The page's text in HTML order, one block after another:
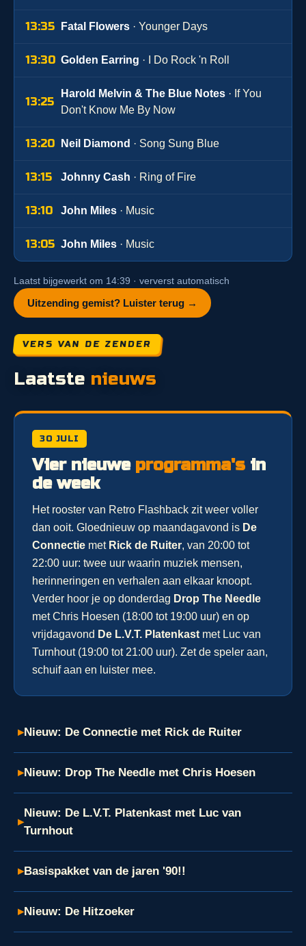
13:35 Fatal Flowers · Younger Days
13:30 Golden Earring · I Do Rock 'n Roll
13:25
Harold Melvin & The Blue Notes · If You
Don't Know Me By Now
13:20 Neil Diamond · Song Sung Blue
13:15 Johnny Cash · Ring of Fire
13:10 John Miles · Music
13:05 John Miles · Music
Laatst bijgewerkt om 14:39 · ververst automatisch
Uitzending gemist? Luister terug →
VERS VAN DE ZENDER
Laatste nieuws
30 JULI
Vier nieuwe programma's in
de week
Het rooster van Retro Flashback zit weer voller
dan ooit. Gloednieuw op maandagavond is De
Connectie met Rick de Ruiter, van 20:00 tot
22:00 uur: twee uur waarin muziek mensen,
herinneringen en verhalen aan elkaar knoopt.
Verder hoor je op donderdag Drop The Needle
met Chris Hoesen (18:00 tot 19:00 uur) en op
vrijdagavond De L.V.T. Platenkast met Luc van
Turnhout (19:00 tot 21:00 uur). Zet de speler aan,
schuif aan en luister mee.
▸Nieuw: De Connectie met Rick de Ruiter
▸Nieuw: Drop The Needle met Chris Hoesen
▸
Nieuw: De L.V.T. Platenkast met Luc van
Turnhout
▸Basispakket van de jaren '90!!
▸Nieuw: De Hitzoeker